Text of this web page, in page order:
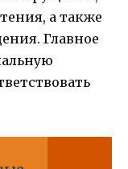
а также
Главное